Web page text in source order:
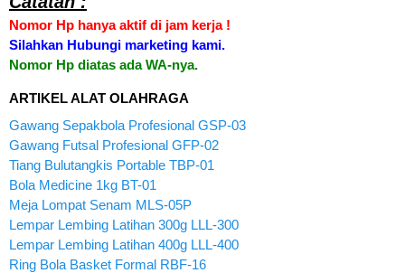
Nomor Hp hanya aktif di jam kerja !
Silahkan Hubungi marketing kami.
Nomor Hp diatas ada WA-nya.
ARTIKEL ALAT OLAHRAGA
Gawang Sepakbola Profesional GSP-03
Gawang Futsal Profesional GFP-02
Tiang Bulutangkis Portable TBP-01
Bola Medicine 1kg BT-01
Meja Lompat Senam MLS-05P
Lempar Lembing Latihan 300g LLL-300
Lempar Lembing Latihan 400g LLL-400
Ring Bola Basket Formal RBF-16